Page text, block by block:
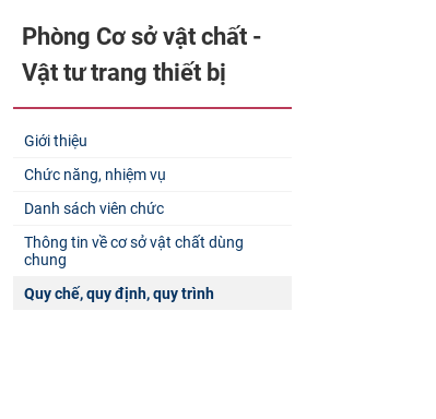
Phòng Cơ sở vật chất -
Vật tư trang thiết bị
Giới thiệu
Chức năng, nhiệm vụ
Danh sách viên chức
Thông tin về cơ sở vật chất dùng
chung
Quy chế, quy định, quy trình